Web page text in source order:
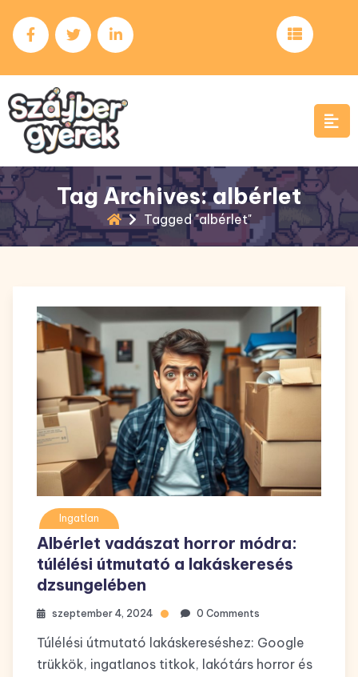
to
content
Tag Archives: albérlet
Tagged "albérlet"
Ingatlan
Albérlet vadászat horror módra:
túlélési útmutató a lakáskeresés
dzsungelében
szeptember 4, 2024 0 Comments
Túlélési útmutató lakáskereséshez: Google
trükkök, ingatlanos titkok, lakótárs horror és